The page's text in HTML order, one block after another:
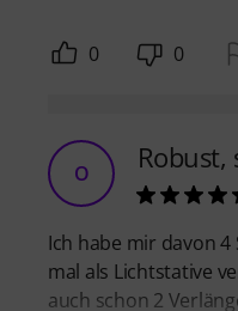
0 0
O
Ich habe mir davon
mal als Lichtstative
auch schon 2